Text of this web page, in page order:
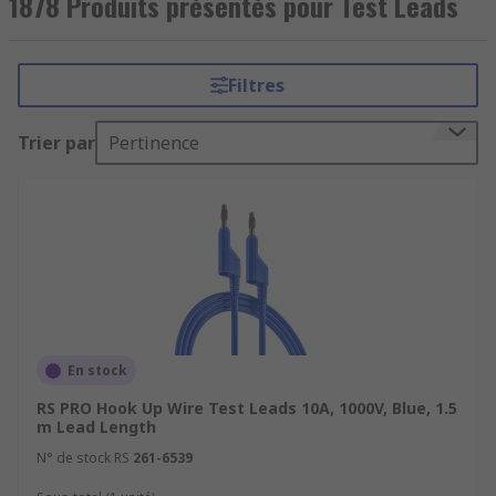
Filtres
Trier par Pertinence
En stock
RS PRO Hook Up Wire Test Leads 10A, 1000V, Blue, 1.5
m Lead Length
N° de stock RS 261-6539